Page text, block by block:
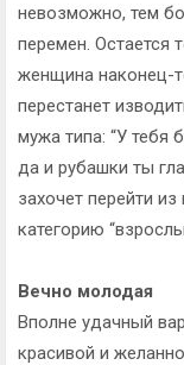
невозможно, тем
перемен. Остается
женщина наконец-
перестанет
мужа типа: “У тебя
да и рубашки ты
захочет перейти
категорию
Вечно молодая
Вполне удачный
красивой и